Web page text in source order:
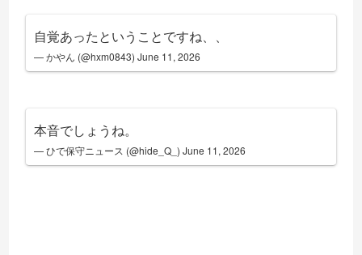
自覚あったということですね、、
— かやん (@hxm0843)June 11, 2026
本音でしょうね。
— ひで保守ニュース (@hide_Q_)June 11, 2026